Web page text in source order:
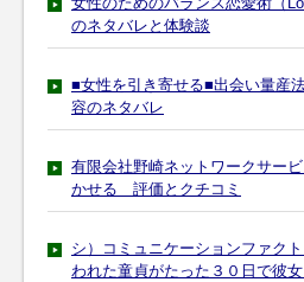
のネタバレと体験談
■女性を引き寄せる■出会い量産
容のネタバレ
有限会社野崎ネットワークサー
かせる 評価とクチコミ
シ）コミュニケーションファク
われた童貞がたった３０日で彼